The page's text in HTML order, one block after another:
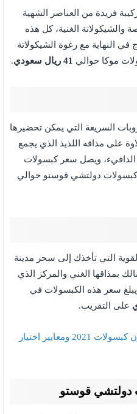
فريدة من العناصر الشهية
والشيكولاتة الغنية، كل هذه
في النهاية مع رغوة الشيكولاتة
موكا حوالي 41 ريال سعودي .
السريعة التي يمكن تحضيرها
على مذاقه اللذيذ الذي يجمع
الدافيء، ويصل سعر كبسولات
كبسولات دولتشي قوستو حوالي
التي تأخذك إلى سحر مدينة
بمذاقها الغني والمركز الذي
سعر هذه الكبسولات في
على التقريب.
أفضل ماكينة قهوة بدون كبسولات 2021 ومعايير اختيار
دولتشي قوستو